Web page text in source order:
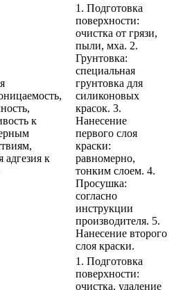
к
адгезия к
1. Подготовка
поверхности:
очистка от грязи,
пыли, мха. 2.
Грунтовка:
специальная
грунтовка для
силиконовых
красок. 3.
Нанесение
первого слоя
краски:
равномерно,
тонким слоем. 4.
Просушка:
согласно
инструкции
производителя. 5.
Нанесение второго
слоя краски.
1. Подготовка
поверхности:
очистка, удаление